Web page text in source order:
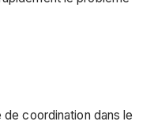
coordination dans le